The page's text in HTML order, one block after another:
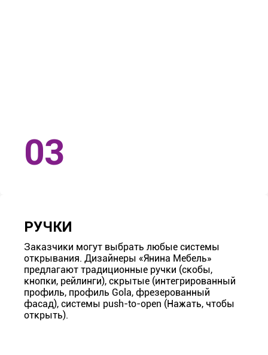
РУЧКИ
Заказчики могут выбрать любые системы
открывания. Дизайнеры «Янина Мебель»
предлагают традиционные ручки (скобы,
кнопки, рейлинги), скрытые (интегрированный
профиль, профиль Gola, фрезерованный
фасад), системы push-to-open (Нажать, чтобы
открыть).